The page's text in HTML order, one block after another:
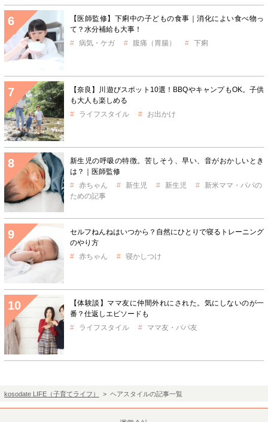
【医師監修】下痢中の子どもの食事｜消化によい食べ物っ
て？水分補給も大事！
病気・ケガ
腹痛（胃腸） 下痢
【奈良】川遊びスポット10選！BBQやキャンプもOK。子供
も大人も楽しめる
ライフスタイル
お出かけ
新生児の呼吸の特徴。苦しそう、早い、音がおかしいとき
は？｜医師監修
赤ちゃん
新生児 新生児
新米ママ・パパの
ための記事
セルフねんねはいつから？自然にひとりで寝るトレーニング
のやり方
赤ちゃん
寝かしつけ
【体験談】ママ友に仲間外れにされた。気にしないのが一
番？仕返しエピソードも
ライフスタイル
ママ友・パパ友
kosodate LIFE（子育てライフ） > ヘアスタイルの記事一覧